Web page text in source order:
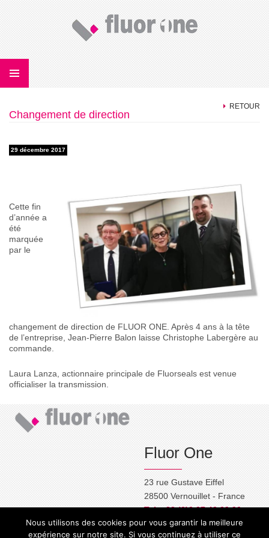
PRINCIPAL
RETOUR
Changement de direction
29 décembre 2017
Cette fin
d’année a
été
marquée
par le
changement de direction de FLUOR ONE. Après 4 ans à la tête
de l’entreprise, Jean-Pierre Balon laisse Christophe Labergère au
commande.
Laura Lanza, actionnaire principale de Fluorseals est venue
officialiser la transmission.
Fluor One
23 rue Gustave Eiffel
28500 Vernouillet - France
Tel. +33 (0)2 37 42 29 90
commercial@fluor-one.fr
Nous utilisons des cookies pour vous garantir la meilleure
expérience sur notre site. Si vous continuez à utiliser ce